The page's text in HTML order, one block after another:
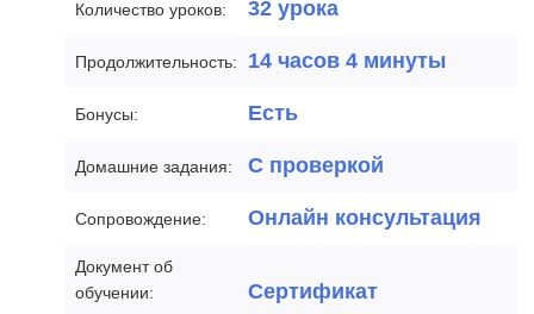
Количество уроков: 32 урока
Продолжительность: 14 часов 4 минуты
Бонусы: Есть
Домашние задания: С проверкой
Сопровождение: Онлайн консультация
Документ об
обучении:
Сертификат